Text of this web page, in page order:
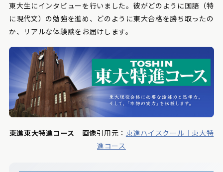
東大生にインタビューを行いました。彼がどのように国語（特
に現代文）の勉強を進め、どのように東大合格を勝ち取ったの
か、リアルな体験談をお届けします。
東進東大特進コース 画像引用元： 東進ハイスクール｜東大特
進コース